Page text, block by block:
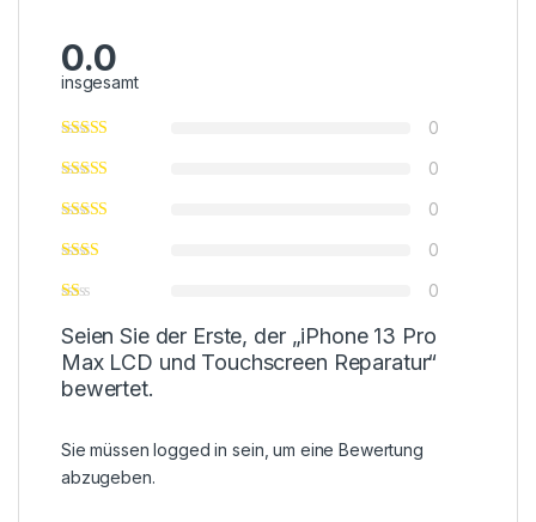
0.0
insgesamt
0
0
0
0
0
Seien Sie der Erste, der „iPhone 13 Pro
Max LCD und Touchscreen Reparatur“
bewertet.
Sie müssenlogged in sein, um eine Bewertung
abzugeben.